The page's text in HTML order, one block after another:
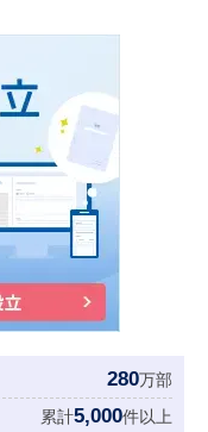
280万部
累計5,000件以上